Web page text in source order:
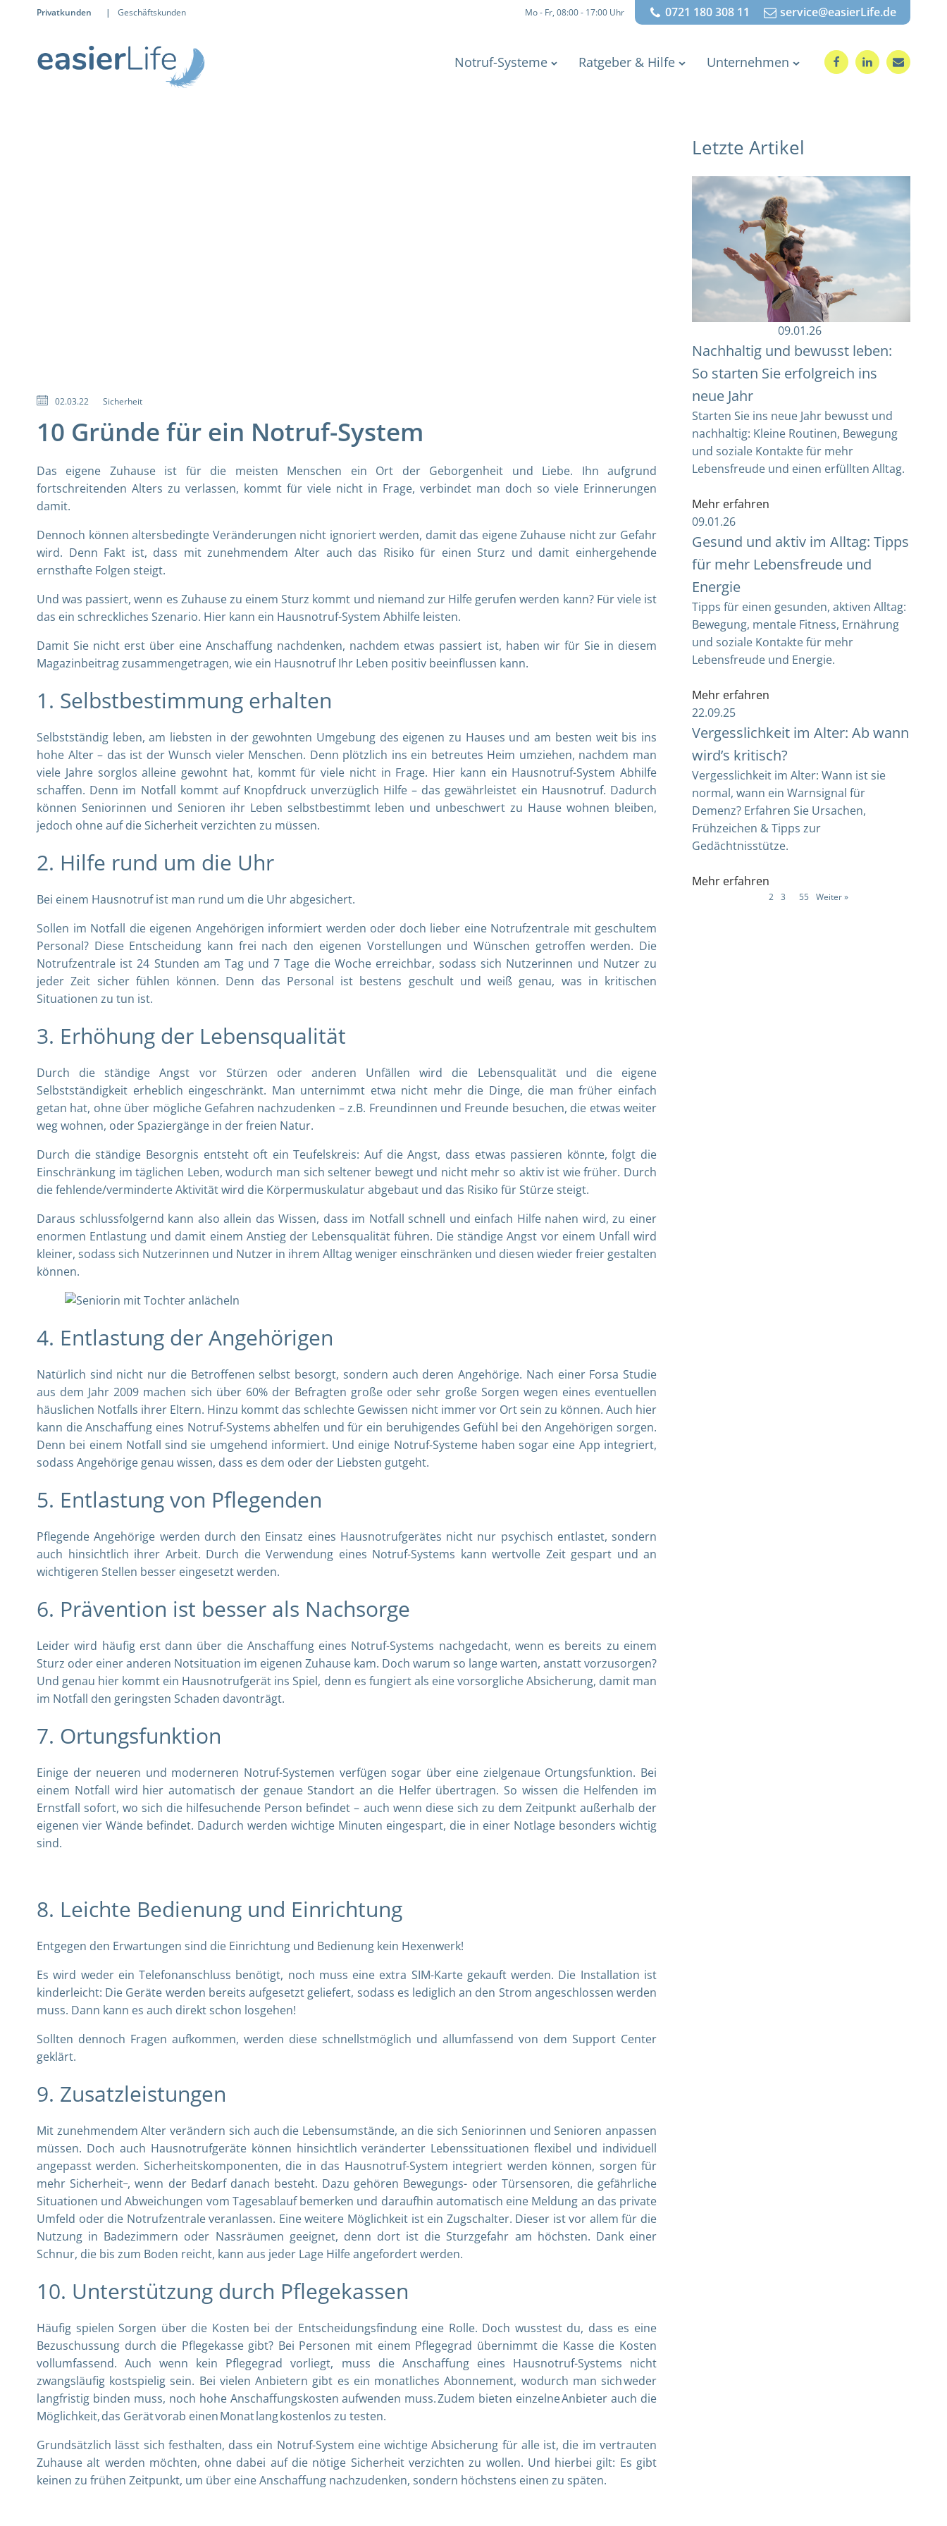
Privatkunden | Geschäftskunden Mo - Fr, 08:00 - 17:00 Uhr 0721 180 308 11 service@easierLife.de
Notruf-Systeme Ratgeber & Hilfe Unternehmen
02.03.22 Sicherheit
10 Gründe für ein Notruf-System
Das eigene Zuhause ist für die meisten Menschen ein Ort der Geborgenheit und Liebe. Ihn aufgrund
fortschreitenden Alters zu verlassen, kommt für viele nicht in Frage, verbindet man doch so viele Erinnerungen
damit.
Dennoch können altersbedingte Veränderungen nicht ignoriert werden, damit das eigene Zuhause nicht zur Gefahr
wird. Denn Fakt ist, dass mit zunehmendem Alter auch das Risiko für einen Sturz und damit einhergehende
ernsthafte Folgen steigt.
Und was passiert, wenn es Zuhause zu einem Sturz kommt und niemand zur Hilfe gerufen werden kann? Für viele ist
das ein schreckliches Szenario. Hier kann ein Hausnotruf-System Abhilfe leisten.
Damit Sie nicht erst über eine Anschaffung nachdenken, nachdem etwas passiert ist, haben wir für Sie in diesem
Magazinbeitrag zusammengetragen, wie ein Hausnotruf Ihr Leben positiv beeinflussen kann.
1. Selbstbestimmung erhalten
Selbstständig leben, am liebsten in der gewohnten Umgebung des eigenen zu Hauses und am besten weit bis ins
hohe Alter – das ist der Wunsch vieler Menschen. Denn plötzlich ins ein betreutes Heim umziehen, nachdem man
viele Jahre sorglos alleine gewohnt hat, kommt für viele nicht in Frage. Hier kann ein Hausnotruf-System Abhilfe
schaffen. Denn im Notfall kommt auf Knopfdruck unverzüglich Hilfe – das gewährleistet ein Hausnotruf. Dadurch
können Seniorinnen und Senioren ihr Leben selbstbestimmt leben und unbeschwert zu Hause wohnen bleiben,
jedoch ohne auf die Sicherheit verzichten zu müssen.
2. Hilfe rund um die Uhr
Bei einem Hausnotruf ist man rund um die Uhr abgesichert.
Sollen im Notfall die eigenen Angehörigen informiert werden oder doch lieber eine Notrufzentrale mit geschultem
Personal? Diese Entscheidung kann frei nach den eigenen Vorstellungen und Wünschen getroffen werden. Die
Notrufzentrale ist 24 Stunden am Tag und 7 Tage die Woche erreichbar, sodass sich Nutzerinnen und Nutzer zu
jeder Zeit sicher fühlen können. Denn das Personal ist bestens geschult und weiß genau, was in kritischen
Situationen zu tun ist.
3. Erhöhung der Lebensqualität
Durch die ständige Angst vor Stürzen oder anderen Unfällen wird die Lebensqualität und die eigene
Selbstständigkeit erheblich eingeschränkt. Man unternimmt etwa nicht mehr die Dinge, die man früher einfach
getan hat, ohne über mögliche Gefahren nachzudenken – z.B. Freundinnen und Freunde besuchen, die etwas weiter
weg wohnen, oder Spaziergänge in der freien Natur.
Durch die ständige Besorgnis entsteht oft ein Teufelskreis: Auf die Angst, dass etwas passieren könnte, folgt die
Einschränkung im täglichen Leben, wodurch man sich seltener bewegt und nicht mehr so aktiv ist wie früher. Durch
die fehlende/verminderte Aktivität wird die Körpermuskulatur abgebaut und das Risiko für Stürze steigt.
Daraus schlussfolgernd kann also allein das Wissen, dass im Notfall schnell und einfach Hilfe nahen wird, zu einer
enormen Entlastung und damit einem Anstieg der Lebensqualität führen. Die ständige Angst vor einem Unfall wird
kleiner, sodass sich Nutzerinnen und Nutzer in ihrem Alltag weniger einschränken und diesen wieder freier gestalten
können.
4. Entlastung der Angehörigen
Natürlich sind nicht nur die Betroffenen selbst besorgt, sondern auch deren Angehörige. Nach einer Forsa Studie
aus dem Jahr 2009 machen sich über 60% der Befragten große oder sehr große Sorgen wegen eines eventuellen
häuslichen Notfalls ihrer Eltern. Hinzu kommt das schlechte Gewissen nicht immer vor Ort sein zu können. Auch hier
kann die Anschaffung eines Notruf-Systems abhelfen und für ein beruhigendes Gefühl bei den Angehörigen sorgen.
Denn bei einem Notfall sind sie umgehend informiert. Und einige Notruf-Systeme haben sogar eine App integriert,
sodass Angehörige genau wissen, dass es dem oder der Liebsten gutgeht.
5. Entlastung von Pflegenden
Pflegende Angehörige werden durch den Einsatz eines Hausnotrufgerätes nicht nur psychisch entlastet, sondern
auch hinsichtlich ihrer Arbeit. Durch die Verwendung eines Notruf-Systems kann wertvolle Zeit gespart und an
wichtigeren Stellen besser eingesetzt werden.
6. Prävention ist besser als Nachsorge
Leider wird häufig erst dann über die Anschaffung eines Notruf-Systems nachgedacht, wenn es bereits zu einem
Sturz oder einer anderen Notsituation im eigenen Zuhause kam. Doch warum so lange warten, anstatt vorzusorgen?
Und genau hier kommt ein Hausnotrufgerät ins Spiel, denn es fungiert als eine vorsorgliche Absicherung, damit man
im Notfall den geringsten Schaden davonträgt.
7. Ortungsfunktion
Einige der neueren und moderneren Notruf-Systemen verfügen sogar über eine zielgenaue Ortungsfunktion. Bei
einem Notfall wird hier automatisch der genaue Standort an die Helfer übertragen. So wissen die Helfenden im
Ernstfall sofort, wo sich die hilfesuchende Person befindet – auch wenn diese sich zu dem Zeitpunkt außerhalb der
eigenen vier Wände befindet. Dadurch werden wichtige Minuten eingespart, die in einer Notlage besonders wichtig
sind.
8. Leichte Bedienung und Einrichtung
Entgegen den Erwartungen sind die Einrichtung und Bedienung kein Hexenwerk!
Es wird weder ein Telefonanschluss benötigt, noch muss eine extra SIM-Karte gekauft werden. Die Installation ist
kinderleicht: Die Geräte werden bereits aufgesetzt geliefert, sodass es lediglich an den Strom angeschlossen werden
muss. Dann kann es auch direkt schon losgehen!
Sollten dennoch Fragen aufkommen, werden diese schnellstmöglich und allumfassend von dem Support Center
geklärt.
9. Zusatzleistungen
Mit zunehmendem Alter verändern sich auch die Lebensumstände, an die sich Seniorinnen und Senioren anpassen
müssen. Doch auch Hausnotrufgeräte können hinsichtlich veränderter Lebenssituationen flexibel und individuell
angepasst werden. Sicherheitskomponenten, die in das Hausnotruf-System integriert werden können, sorgen für
mehr Sicherheit , wenn der Bedarf danach besteht. Dazu gehören Bewegungs- oder Türsensoren, die gefährliche
Situationen und Abweichungen vom Tagesablauf bemerken und daraufhin automatisch eine Meldung an das private
Umfeld oder die Notrufzentrale veranlassen. Eine weitere Möglichkeit ist ein Zugschalter. Dieser ist vor allem für die
Nutzung in Badezimmern oder Nassräumen geeignet, denn dort ist die Sturzgefahr am höchsten. Dank einer
Schnur, die bis zum Boden reicht, kann aus jeder Lage Hilfe angefordert werden.
10. Unterstützung durch Pflegekassen
Häufig spielen Sorgen über die Kosten bei der Entscheidungsfindung eine Rolle. Doch wusstest du, dass es eine
Bezuschussung durch die Pflegekasse gibt? Bei Personen mit einem Pflegegrad übernimmt die Kasse die Kosten
vollumfassend. Auch wenn kein Pflegegrad vorliegt, muss die Anschaffung eines Hausnotruf-Systems nicht
zwangsläufig kostspielig sein. Bei vielen Anbietern gibt es ein monatliches Abonnement, wodurch man sich weder
langfristig binden muss, noch hohe Anschaffungskosten aufwenden muss. Zudem bieten einzelne Anbieter auch die
Möglichkeit, das Gerät vorab einen Monat lang kostenlos zu testen.
Grundsätzlich lässt sich festhalten, dass ein Notruf-System eine wichtige Absicherung für alle ist, die im vertrauten
Zuhause alt werden möchten, ohne dabei auf die nötige Sicherheit verzichten zu wollen. Und hierbei gilt: Es gibt
keinen zu frühen Zeitpunkt, um über eine Anschaffung nachzudenken, sondern höchstens einen zu späten.
Letzte Artikel
09.01.26
Nachhaltig und bewusst leben:
So starten Sie erfolgreich ins
neue Jahr
Starten Sie ins neue Jahr bewusst und
nachhaltig: Kleine Routinen, Bewegung
und soziale Kontakte für mehr
Lebensfreude und einen erfüllten Alltag.
Mehr erfahren
09.01.26
Gesund und aktiv im Alltag: Tipps
für mehr Lebensfreude und
Energie
Tipps für einen gesunden, aktiven Alltag:
Bewegung, mentale Fitness, Ernährung
und soziale Kontakte für mehr
Lebensfreude und Energie.
Mehr erfahren
22.09.25
Vergesslichkeit im Alter: Ab wann
wird’s kritisch?
Vergesslichkeit im Alter: Wann ist sie
normal, wann ein Warnsignal für
Demenz? Erfahren Sie Ursachen,
Frühzeichen & Tipps zur
Gedächtnisstütze.
Mehr erfahren
2 3 55 Weiter »